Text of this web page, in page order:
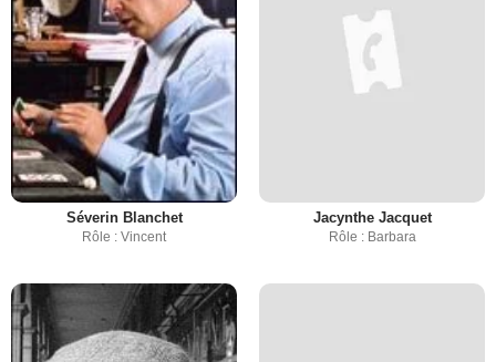
Séverin Blanchet
Rôle : Vincent
Jacynthe Jacquet
Rôle : Barbara